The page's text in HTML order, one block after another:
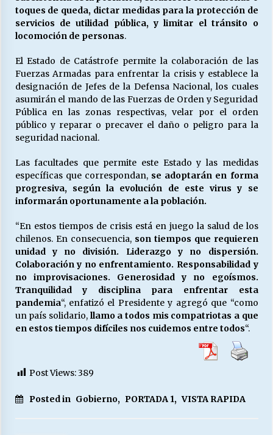
toques de queda, dictar medidas para la protección de
servicios de utilidad pública, y limitar el tránsito o
locomoción de personas.
El Estado de Catástrofe permite la colaboración de las
Fuerzas Armadas para enfrentar la crisis y establece la
designación de Jefes de la Defensa Nacional, los cuales
asumirán el mando de las Fuerzas de Orden y Seguridad
Pública en las zonas respectivas, velar por el orden
público y reparar o precaver el daño o peligro para la
seguridad nacional.
Las facultades que permite este Estado y las medidas
específicas que correspondan, se adoptarán en forma
progresiva, según la evolución de este virus y se
informarán oportunamente a la población.
“En estos tiempos de crisis está en juego la salud de los
chilenos. En consecuencia, son tiempos que requieren
unidad y no división. Liderazgo y no dispersión.
Colaboración y no enfrentamiento. Responsabilidad y
no improvisaciones. Generosidad y no egoísmos.
Tranquilidad y disciplina para enfrentar esta
pandemia“, enfatizó el Presidente y agregó que “como
un país solidario, llamo a todos mis compatriotas a que
en estos tiempos difíciles nos cuidemos entre todos“.
Post Views:389
Posted in Gobierno, PORTADA 1, VISTA RAPIDA